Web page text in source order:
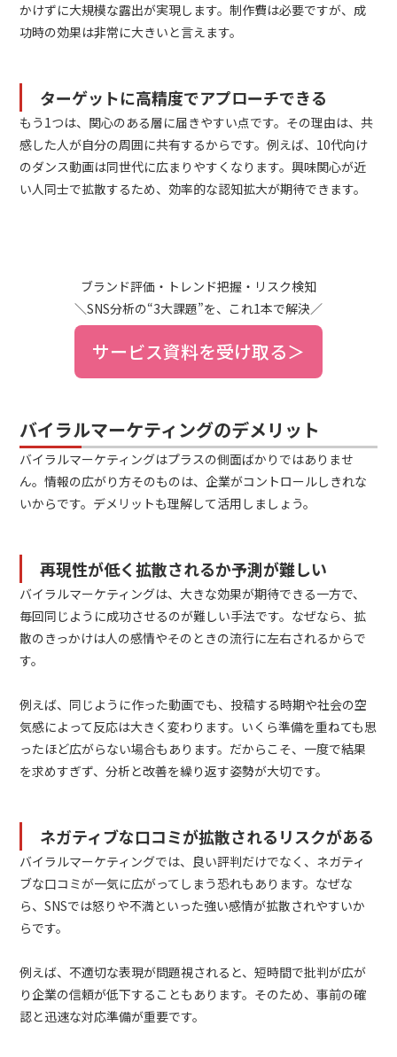
かけずに大規模な露出が実現します。制作費は必要ですが、成
功時の効果は非常に大きいと言えます。
ターゲットに高精度でアプローチできる
もう1つは、関心のある層に届きやすい点です。その理由は、共
感した人が自分の周囲に共有するからです。例えば、10代向け
のダンス動画は同世代に広まりやすくなります。興味関心が近
い人同士で拡散するため、効率的な認知拡大が期待できます。
ブランド評価・トレンド把握・リスク検知
＼SNS分析の“3大課題”を、これ1本で解決／
サービス資料を受け取る＞
バイラルマーケティングのデメリット
バイラルマーケティングはプラスの側面ばかりではありませ
ん。情報の広がり方そのものは、企業がコントロールしきれな
いからです。デメリットも理解して活用しましょう。
再現性が低く拡散されるか予測が難しい
バイラルマーケティングは、大きな効果が期待できる一方で、
毎回同じように成功させるのが難しい手法です。なぜなら、拡
散のきっかけは人の感情やそのときの流行に左右されるからで
す。
例えば、同じように作った動画でも、投稿する時期や社会の空
気感によって反応は大きく変わります。いくら準備を重ねても思
ったほど広がらない場合もあります。だからこそ、一度で結果
を求めすぎず、分析と改善を繰り返す姿勢が大切です。
ネガティブな口コミが拡散されるリスクがある
バイラルマーケティングでは、良い評判だけでなく、ネガティ
ブな口コミが一気に広がってしまう恐れもあります。なぜな
ら、SNSでは怒りや不満といった強い感情が拡散されやすいか
らです。
例えば、不適切な表現が問題視されると、短時間で批判が広が
り企業の信頼が低下することもあります。そのため、事前の確
認と迅速な対応準備が重要です。